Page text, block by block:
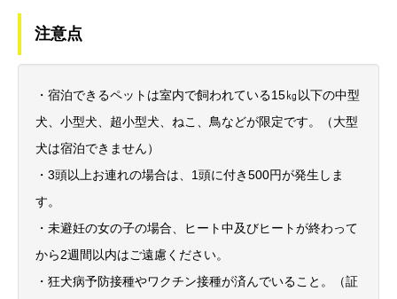
注意点
・宿泊できるペットは室内で飼われている15㎏以下の中型
犬、小型犬、超小型犬、ねこ、鳥などが限定です。（大型
犬は宿泊できません）
・3頭以上お連れの場合は、1頭に付き500円が発生しま
す。
・未避妊の女の子の場合、ヒート中及びヒートが終わって
から2週間以内はご遠慮ください。
・狂犬病予防接種やワクチン接種が済んでいること。（証